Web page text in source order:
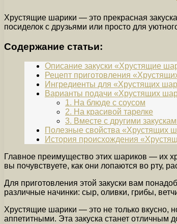
Хрустящие шарики — это прекрасная
посиделок с друзьями или просто для
Содержание статьи:
Описание закуски «Хрустящие
Рецепт приготовления
Ингредиенты для «Хрустящих
Варианты подачи «Хрустящих
1. На блюде с соусом
2. На красивой тарелке
3. Вместе с другими
Полезные свойства «Хрустящих
История происхождения
Главное преимущество этих шариков — их
вы почувствуете, как они лопаются во рту,
Для приготовления этой закуски вам
различные начинки: сыр, оливки, грибы,
Хрустящие шарики — это не только вкусно,
аппетитными. Эта закуска станет отличным